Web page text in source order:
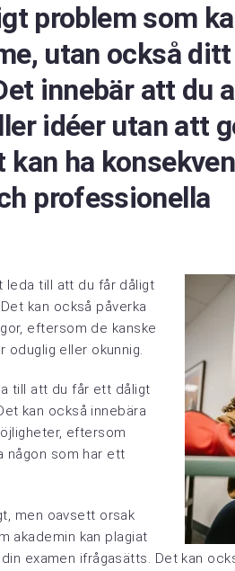
problem som
utan också
innebär att du
idéer utan att
kan ha
professionella
leda till att du får dåligt
kan också påverka
eftersom de kanske
oduglig eller okunnig.
till att du får ett dåligt
kan också innebära
eftersom
någon som har ett
men oavsett orsak
akademin kan plagiat
examen ifrågasätts. Det kan